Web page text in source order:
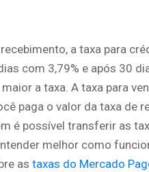
a taxa para
com 3,79% e após 30
a taxa. A taxa para
paga o valor da taxa de
é possível transferir as
melhor como
as taxas do Mercado